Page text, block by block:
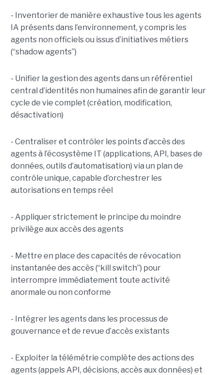
- Inventorier de manière exhaustive tous les agents
IA présents dans l’environnement, y compris les
agents non officiels ou issus d’initiatives métiers
(“shadow agents”)
- Unifier la gestion des agents dans un référentiel
central d’identités non humaines afin de garantir leur
cycle de vie complet (création, modification,
désactivation)
- Centraliser et contrôler les points d’accès des
agents à l’écosystème IT (applications, API, bases de
données, outils d’automatisation) via un plan de
contrôle unique, capable d’orchestrer les
autorisations en temps réel
- Appliquer strictement le principe du moindre
privilège aux accès des agents
- Mettre en place des capacités de révocation
instantanée des accès (“kill switch”) pour
interrompre immédiatement toute activité
anormale ou non conforme
- Intégrer les agents dans les processus de
gouvernance et de revue d’accès existants
- Exploiter la télémétrie complète des actions des
agents (appels API, décisions, accès aux données) et